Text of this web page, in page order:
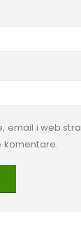
email i web
komentare.